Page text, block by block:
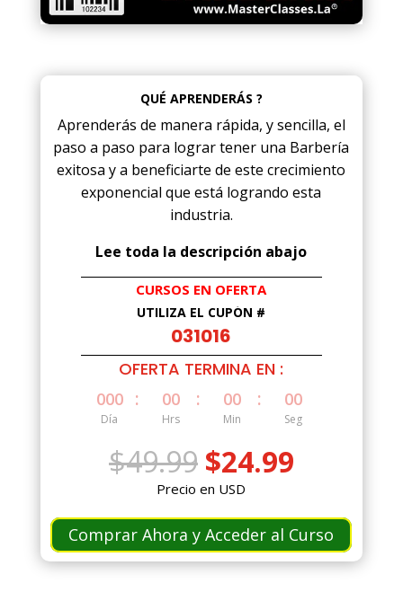
QUÉ APRENDERÁS ?
Aprenderás de manera rápida, y sencilla, el
paso a paso para lograr tener una Barbería
exitosa y a beneficiarte de este crecimiento
exponencial que está logrando esta
industria.
Lee toda la descripción abajo
CURSOS EN OFERTA
UTILIZA EL CUPÓN #
031016
OFERTA TERMINA EN :
000
Día
: 00
Hrs
: 00
Min
: 00
Seg
$49.99 El
precio
original
era:
$49.99.
$24.99El
es:
$24.99.
Precio en USD
Comprar Ahora y Acceder al Curso